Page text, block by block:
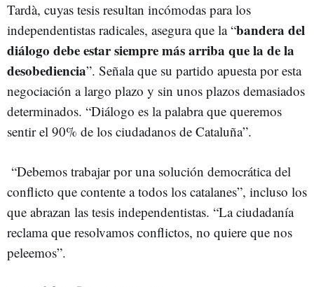
Tardà, cuyas tesis resultan incómodas para los
independentistas radicales, asegura que la “bandera del
diálogo debe estar siempre más arriba que la de la
desobediencia”. Señala que su partido apuesta por esta
negociación a largo plazo y sin unos plazos demasiados
determinados. “Diálogo es la palabra que queremos
sentir el 90% de los ciudadanos de Cataluña”.
“Debemos trabajar por una solución democrática del
conflicto que contente a todos los catalanes”, incluso los
que abrazan las tesis independentistas. “La ciudadanía
reclama que resolvamos conflictos, no quiere que nos
peleemos”.